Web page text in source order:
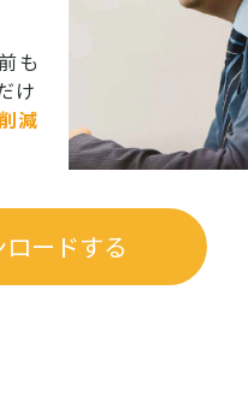
も
け
減
ードする